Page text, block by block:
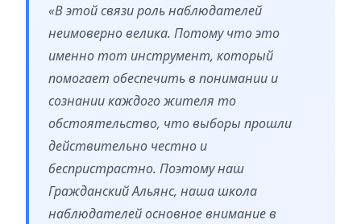
«В этой связи роль наблюдателей
неимоверно велика. Потому что это
именно тот инструмент, который
помогает обеспечить в понимании и
сознании каждого жителя то
обстоятельство, что выборы прошли
действительно честно и
беспристрастно. Поэтому наш
Гражданский Альянс, наша школа
наблюдателей основное внимание в